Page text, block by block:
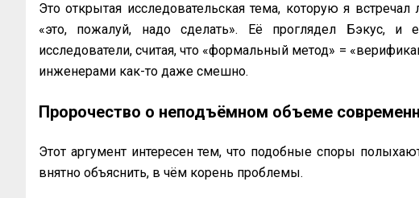
Это открытая исследовательская тема, которую я
«это, пожалуй, надо сделать». Её проглядел Бэкус, и
исследователи, считая, что «формальный метод» =
инженерами как-то даже смешно.
Пророчество о неподъёмном объеме
Этот аргумент интересен тем, что подобные споры
внятно объяснить, в чём корень проблемы.